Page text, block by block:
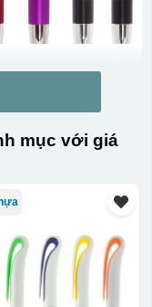
mục với giá